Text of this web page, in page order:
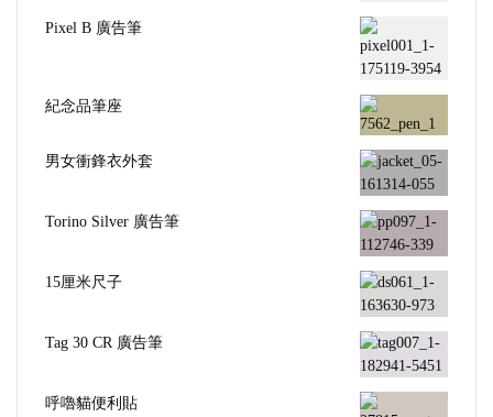
Pixel B 廣告筆
紀念品筆座
男女衝鋒衣外套
Torino Silver 廣告筆
15厘米尺子
Tag 30 CR 廣告筆
呼嚕貓便利貼